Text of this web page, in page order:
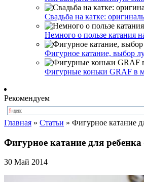
Свадьба на катке:
Немного о пользе катания
Фигурное катание, выбор
Фигурные коньки GRAF в
Рекомендуем
Главная » Статьи » Фигурное катание
Фигурное катание для
30 Май 2014